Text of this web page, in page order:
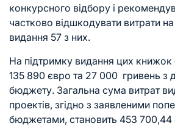
конкурсного відбору і
частково відшкодувати витрати
видання 57 з них.
На підтримку видання цих книжок
135 890 євро та 27 000 гривень з
бюджету. Загальна сума витрат
проектів, згідно з заявленими
бюджетами, становить 453 700,44